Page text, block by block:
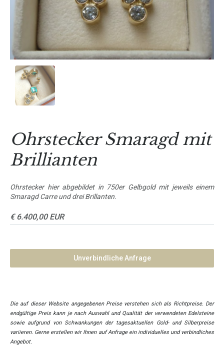
Ohrstecker Smaragd mit
Brillianten
Ohrstecker hier abgebildet in 750er Gelbgold mit jeweils einem
Smaragd Carre und drei Brillanten.
€ 6.400,00 EUR
Unverbindliche Anfrage
Die auf dieser Website angegebenen Preise verstehen sich als Richtpreise. Der
endgültige Preis kann je nach Auswahl und Qualität der verwendeten Edelsteine
sowie aufgrund von Schwankungen der tagesaktuellen Gold- und Silberpreise
variieren. Gerne erstellen wir Ihnen auf Anfrage ein individuelles und verbindliches
Angebot.